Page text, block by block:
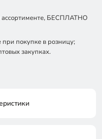
ассортименте, БЕСПЛАТНО
при покупке в розницу;
закупках.